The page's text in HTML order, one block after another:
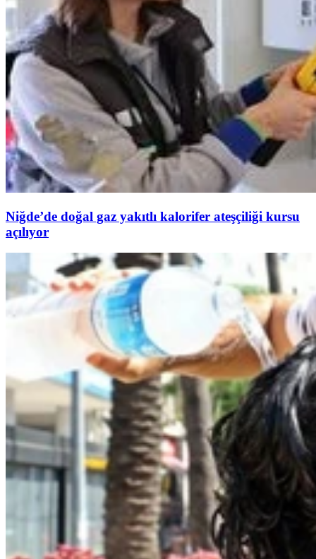
Niğde’de doğal gaz yakıtlı kalorifer ateşçiliği kursu
açılıyor